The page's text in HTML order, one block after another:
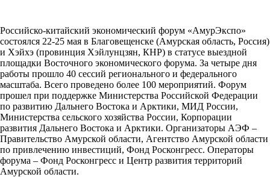
Российско-китайский экономический форум «АмурЭкспо»
состоялся 22-25 мая в Благовещенске (Амурская область, Россия)
и Хэйхэ (провинция Хэйлунцзян, КНР) в статусе выездной
площадки Восточного экономического форума. За четыре дня
работы прошло 40 сессий регионального и федерального
масштаба. Всего проведено более 100 мероприятий. Форум
прошел при поддержке Министерства Российской Федерации
по развитию Дальнего Востока и Арктики, МИД России,
Министерства сельского хозяйства России, Корпорации
развития Дальнего Востока и Арктики. Организаторы АЭФ –
Правительство Амурской области, Агентство Амурской области
по привлечению инвестиций, Фонд Росконгресс. Операторы
форума – Фонд Росконгресс и Центр развития территорий
Амурской области.